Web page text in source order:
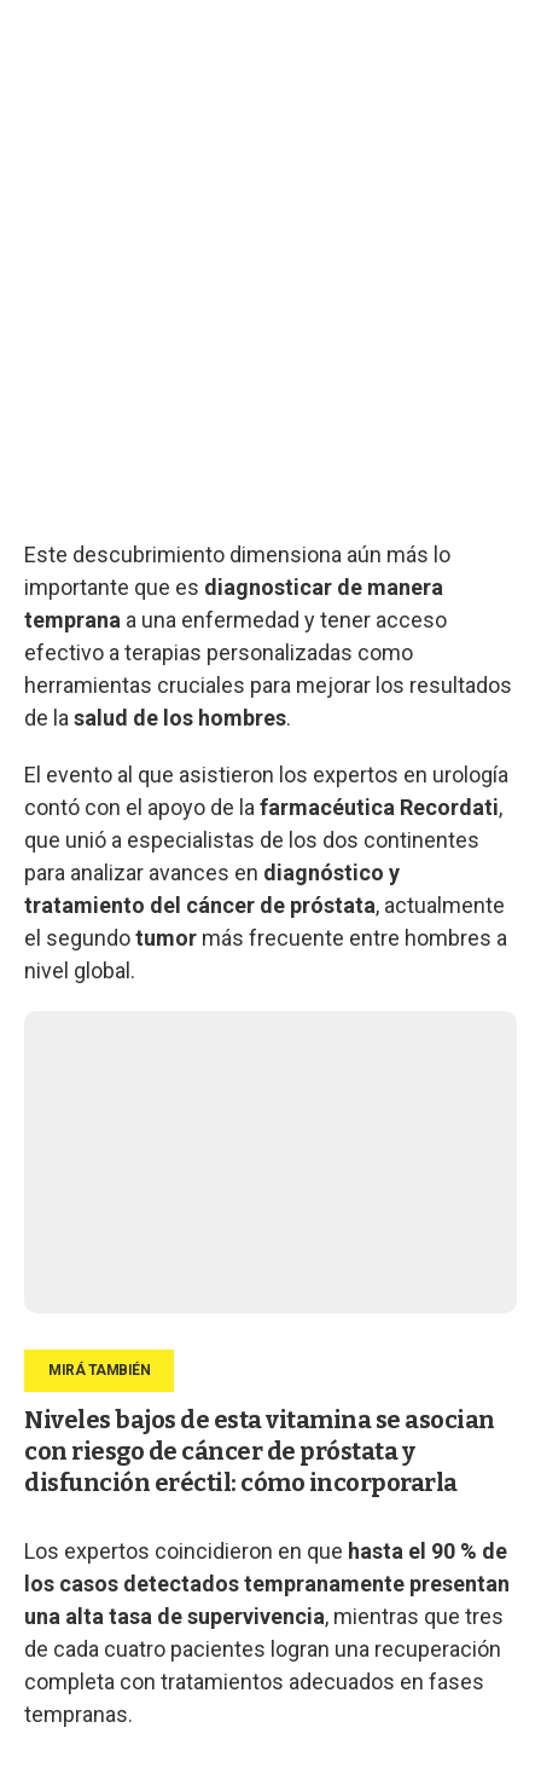
Este descubrimiento dimensiona aún más lo
importante que es diagnosticar de manera
temprana a una enfermedad y tener acceso
efectivo a terapias personalizadas como
herramientas cruciales para mejorar los resultados
de la salud de los hombres.
El evento al que asistieron los expertos en urología
contó con el apoyo de la farmacéutica Recordati,
que unió a especialistas de los dos continentes
para analizar avances en diagnóstico y
tratamiento del cáncer de próstata, actualmente
el segundotumor más frecuente entre hombres a
nivel global.
Niveles bajos de esta vitamina se asocian
con riesgo de cáncer de próstata y
disfunción eréctil: cómo incorporarla
Los expertos coincidieron en que hasta el 90 % de
los casos detectados tempranamente presentan
una alta tasa de supervivencia, mientras que tres
de cada cuatro pacientes logran una recuperación
completa con tratamientos adecuados en fases
tempranas.